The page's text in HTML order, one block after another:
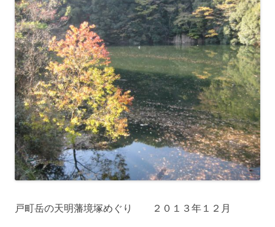
戸町岳の天明藩境塚めぐり ２０１３年１２月